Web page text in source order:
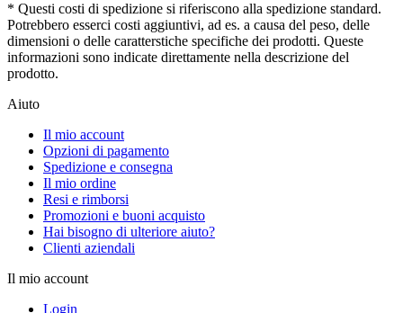
* Questi costi di spedizione si riferiscono alla spedizione standard.
Potrebbero esserci costi aggiuntivi, ad es. a causa del peso, delle
dimensioni o delle caratterstiche specifiche dei prodotti. Queste
informazioni sono indicate direttamente nella descrizione del
prodotto.
Aiuto
Il mio account
Opzioni di pagamento
Spedizione e consegna
Il mio ordine
Resi e rimborsi
Promozioni e buoni acquisto
Hai bisogno di ulteriore aiuto?
Clienti aziendali
Il mio account
Login